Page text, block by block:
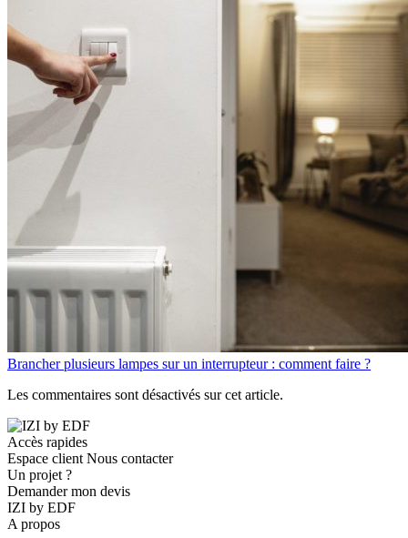
Brancher plusieurs lampes sur un interrupteur : comment faire ?
Les commentaires sont désactivés sur cet article.
Accès rapides
Espace client Nous contacter
Un projet ?
Demander mon devis
IZI by EDF
A propos